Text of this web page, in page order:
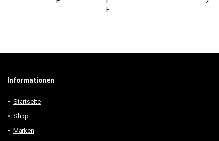
Holzmöbeln
Informationen
Startseite
Shop
Marken